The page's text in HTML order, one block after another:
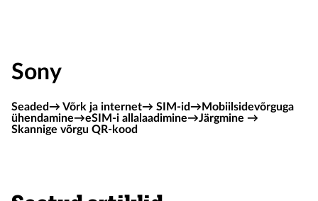
Sony
Seaded→ Võrk ja internet→ SIM-id→Mobiilsidevõrguga
ühendamine→eSIM-i allalaadimine→Järgmine →
Skannige võrgu QR-kood